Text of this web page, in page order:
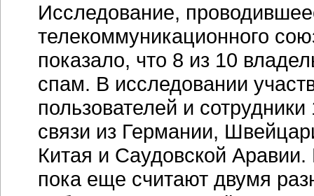
Исследование,
телекоммуникационного
показало, что 8 из 10
спам. В исследовании
пользователей и
связи из Германии,
Китая и Саудовской
пока еще считают двумя